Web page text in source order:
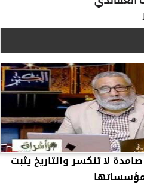
لا تنكسر والتاريخ يثبت